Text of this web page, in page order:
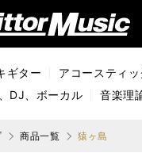
Music)
ギター アコースティ
DJ、ボーカル
音楽理
商品一覧 猿ヶ島